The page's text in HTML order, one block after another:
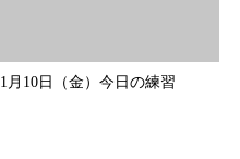
1月10日（金）今日の練習